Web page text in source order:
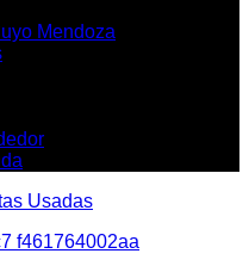
Mendoza
Usadas